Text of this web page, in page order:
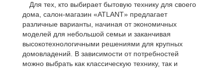
Для тех, кто выбирает бытовую технику для своего
дома, салон-магазин «ATLANT» предлагает
различные варианты, начиная от экономичных
моделей для небольшой семьи и заканчивая
высокотехнологичными решениями для крупных
домовладений. В зависимости от потребностей
можно выбрать как классическую технику, так и